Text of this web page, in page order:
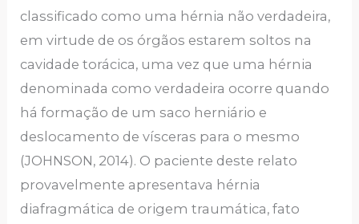
classificado como uma hérnia não verdadeira,
em virtude de os órgãos estarem soltos na
cavidade torácica, uma vez que uma hérnia
denominada como verdadeira ocorre quando
há formação de um saco herniário e
deslocamento de vísceras para o mesmo
(JOHNSON, 2014). O paciente deste relato
provavelmente apresentava hérnia
diafragmática de origem traumática, fato